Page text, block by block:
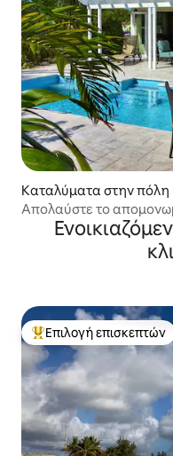
Καταλύματα στην πόλη
Απολαύστε το
τζακούζι μπροστά
Κορυφαία επιλογή
Επιλογή επισκεπτών